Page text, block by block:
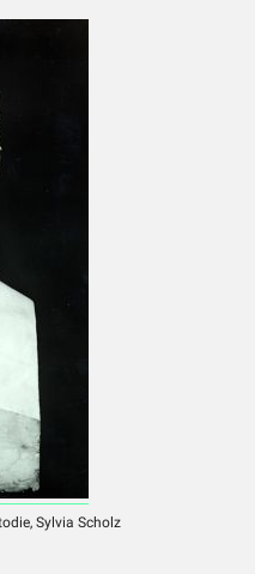
Sylvia Scholz